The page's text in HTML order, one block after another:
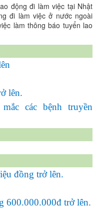
động đi làm việc tại Nhật
đi làm việc ở nước ngoài
làm thông báo tuyển lao
lên.
các bệnh truyền
đồng trở lên.
600.000.000đ trở lên.